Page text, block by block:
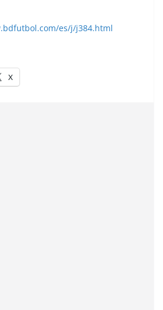
es/j/j384.html
X